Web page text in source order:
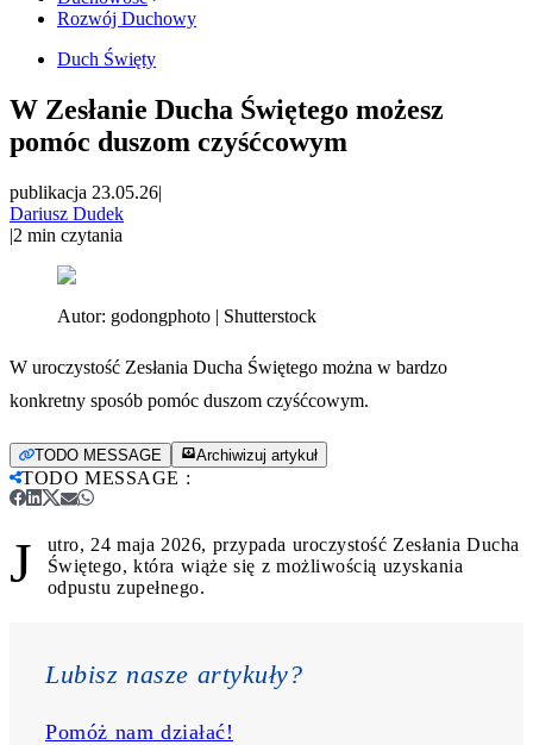
Rozwój Duchowy
Duch Święty
W Zesłanie Ducha Świętego możesz
pomóc duszom czyśćcowym
publikacja 23.05.26|
Dariusz Dudek
|2 min czytania
Autor: godongphoto | Shutterstock
W uroczystość Zesłania Ducha Świętego można w bardzo
konkretny sposób pomóc duszom czyśćcowym.
TODO MESSAGE Archiwizuj artykuł
TODO MESSAGE :
J
utro, 24 maja 2026, przypada uroczystość Zesłania Ducha
Świętego, która wiąże się z możliwością uzyskania
odpustu zupełnego.
Lubisz nasze artykuły?
Pomóż nam działać!